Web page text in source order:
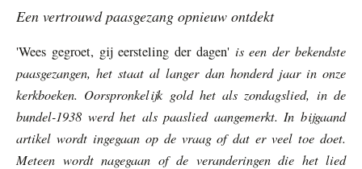
Een vertrouwd paasgezang opnieuw ontdekt
'Wees gegroet, gij eersteling der dagen' is een der bekendste
paasgezangen, het staat al langer dan honderd jaar in onze
kerkboeken. Oorspronkelijk gold het als zondagslied, in de
bundel-1938 werd het als paaslied aangemerkt. In bijgaand
artikel wordt ingegaan op de vraag of dat er veel toe doet.
Meteen wordt nagegaan of de veranderingen die het lied